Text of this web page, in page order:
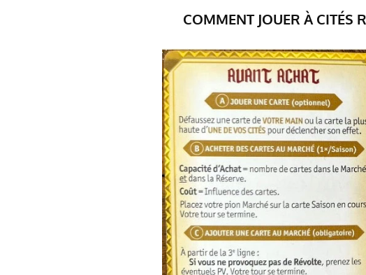
COMMENT JOUER À CITÉS